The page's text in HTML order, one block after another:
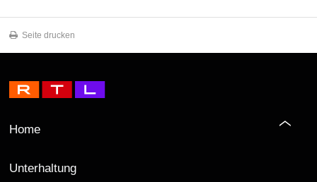
Seite drucken
Home
Unterhaltung